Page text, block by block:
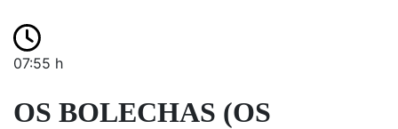
07:55 h
OS BOLECHAS (OS